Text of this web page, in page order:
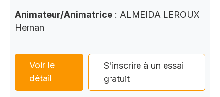
Animateur/Animatrice : ALMEIDA LEROUX
Hernan
Voir le
détail
S'inscrire à un essai
gratuit